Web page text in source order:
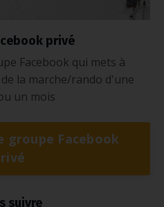
privé
Facebook qui mets à
la marche/rando d'une
un mois
groupe Facebook
suivre